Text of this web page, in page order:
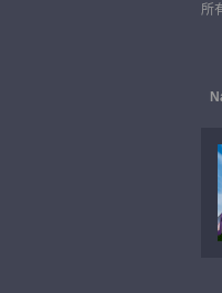
所